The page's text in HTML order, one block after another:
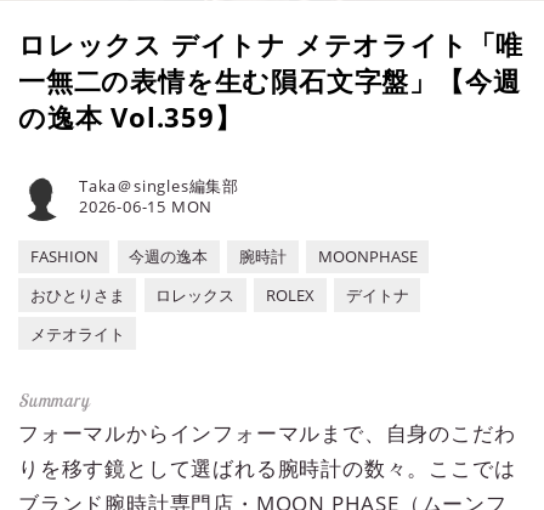
ロレックス デイトナ メテオライト「唯
一無二の表情を生む隕石文字盤」【今週
の逸本 Vol.359】
2026-06-15 MON
Taka＠singles編集部
FASHION 今週の逸本 腕時計
MOONPHASE
おひとりさま
ロレックス ROLEX
デイトナ
メテオライト
フォーマルからインフォーマルまで、自身のこだわ
りを移す鏡として選ばれる腕時計の数々。ここでは
ブランド腕時計専門店・MOON PHASE（ムーンフ